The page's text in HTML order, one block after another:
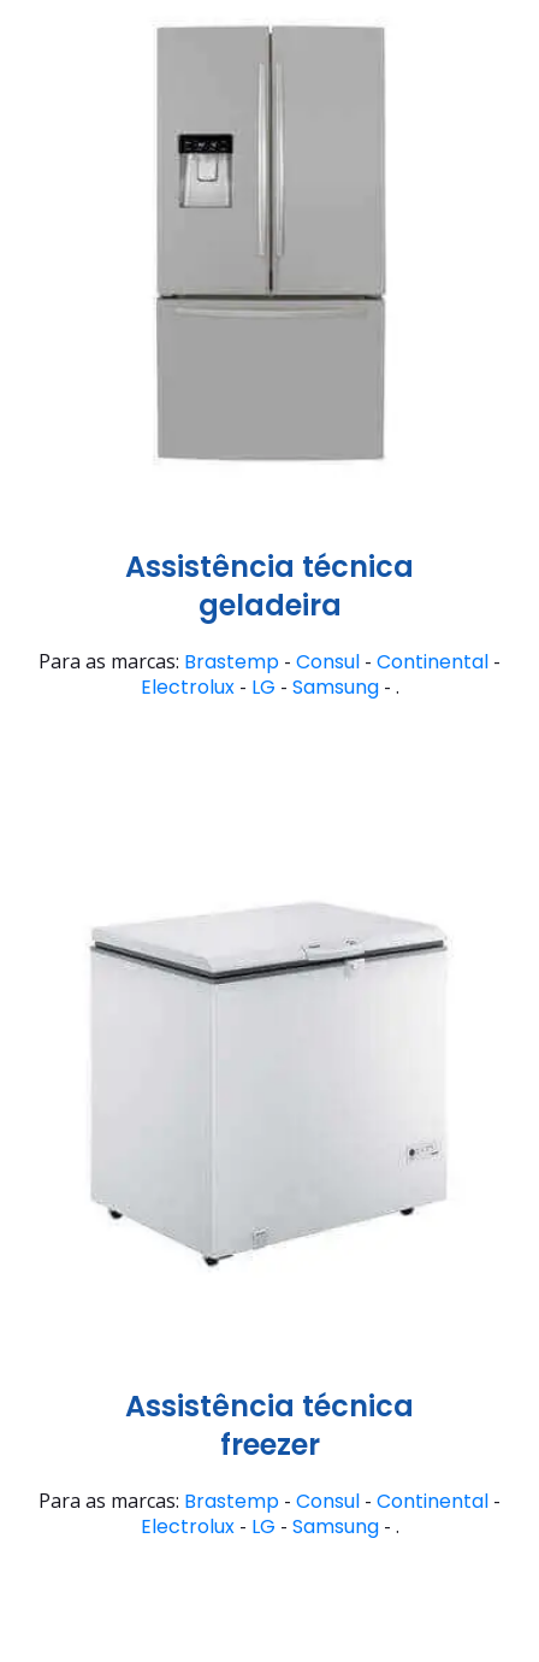
Assistência técnica
geladeira
Para as marcas: Brastemp - Consul - Continental -
Electrolux- LG - Samsung- .
Assistência técnica
freezer
Para as marcas: Brastemp - Consul - Continental -
Electrolux- LG - Samsung- .